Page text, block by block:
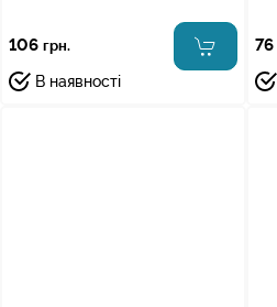
106 грн.
В наявності
76